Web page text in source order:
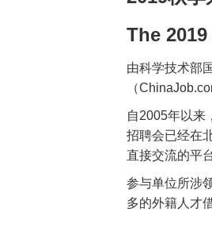
The
由科学技术部
（
自2005年以来
招聘会已经在
直接交流的平
参与单位所涉
多的外籍人才